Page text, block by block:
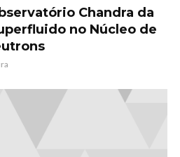
Chandra da
no Núcleo de